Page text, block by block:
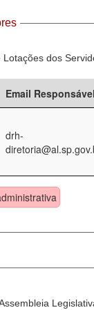
dos
Email
drh-